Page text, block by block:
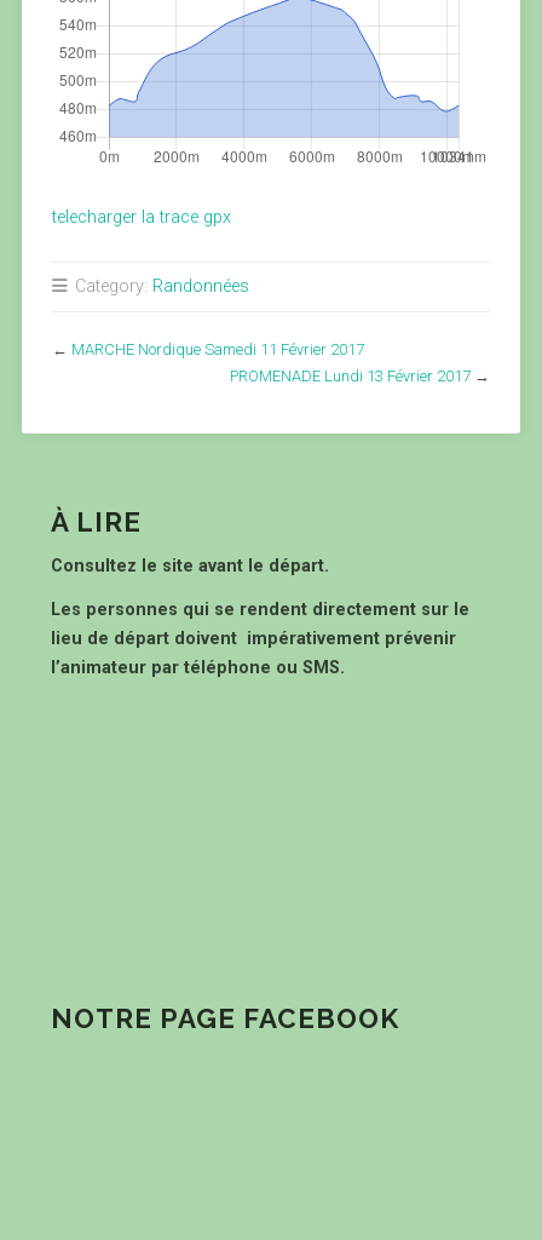
telecharger la trace gpx
Category: Randonnées
← MARCHE Nordique Samedi 11 Février 2017
PROMENADE Lundi 13 Février 2017 →
À LIRE
Consultez le site avant le départ.
Les personnes qui se rendent directement sur le
lieu de départ doivent impérativement prévenir
l’animateur par téléphone ou SMS.
NOTRE PAGE FACEBOOK